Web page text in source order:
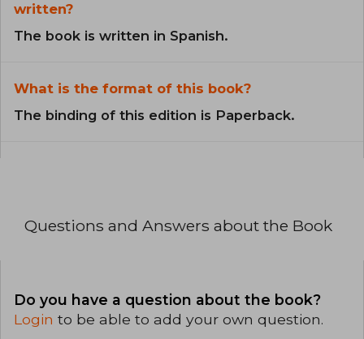
written?
The book is written in Spanish.
What is the format of this book?
The binding of this edition is Paperback.
Questions and Answers about the Book
Do you have a question about the book?
Login to be able to add your own question.